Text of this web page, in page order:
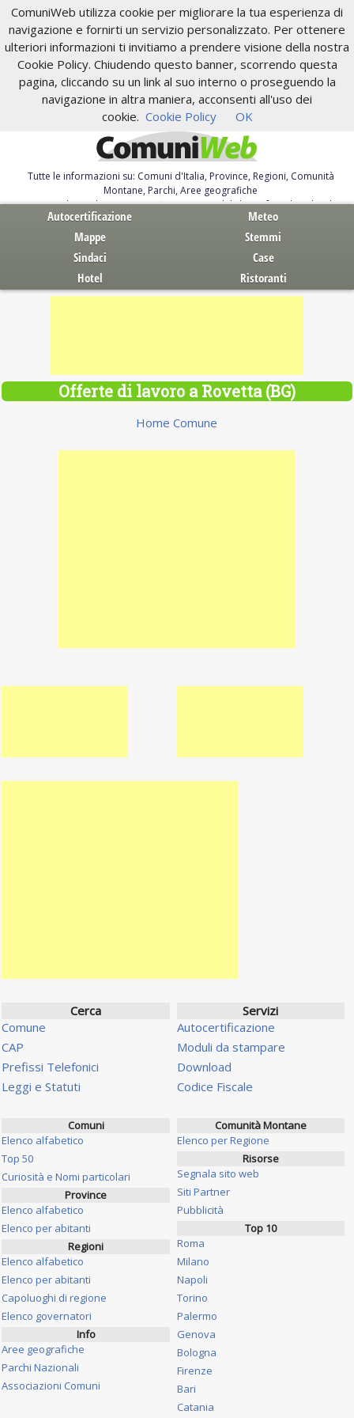
ComuniWeb utilizza cookie per migliorare la tua esperienza di
navigazione e fornirti un servizio personalizzato. Per ottenere
ulteriori informazioni ti invitiamo a prendere visione della nostra
Cookie Policy. Chiudendo questo banner, scorrendo questa
pagina, cliccando su un link al suo interno o proseguendo la
navigazione in altra maniera, acconsenti all'uso dei
cookie. Cookie Policy OK
Tutte le informazioni su: Comuni d'Italia, Province, Regioni, Comunità
Montane, Parchi, Aree geografiche
Servizi al Cittadino. Autocertificazione, moduli, leggi, free download
Autocertificazione
Meteo
Mappe
Stemmi
Sindaci
Case
Hotel
Ristoranti
Offerte di lavoro a Rovetta (BG)
Home Comune
Cerca
Comune
CAP
Prefissi Telefonici
Leggi e Statuti
Servizi
Autocertificazione
Moduli da stampare
Download
Codice Fiscale
Comuni
Elenco alfabetico
Top 50
Curiosità e Nomi particolari
Province
Elenco alfabetico
Elenco per abitanti
Regioni
Elenco alfabetico
Elenco per abitanti
Capoluoghi di regione
Elenco governatori
Info
Aree geografiche
Parchi Nazionali
Associazioni Comuni
Comunità Montane
Elenco per Regione
Risorse
Segnala sito web
Siti Partner
Pubblicità
Top 10
Roma
Milano
Napoli
Torino
Palermo
Genova
Bologna
Firenze
Bari
Catania